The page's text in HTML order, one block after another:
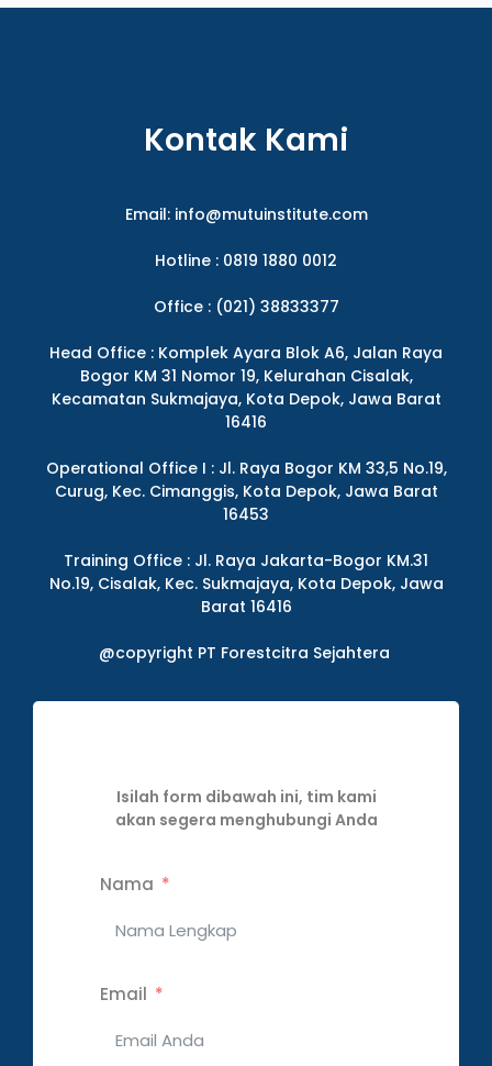
Kontak Kami
Email: info@mutuinstitute.com
Hotline : 0819 1880 0012
Office : (021) 38833377
Head Office : Komplek Ayara Blok A6, Jalan Raya
Bogor KM 31 Nomor 19, Kelurahan Cisalak,
Kecamatan Sukmajaya, Kota Depok, Jawa Barat
16416
Operational Office I : Jl. Raya Bogor KM 33,5 No.19,
Curug, Kec. Cimanggis, Kota Depok, Jawa Barat
16453
Training Office : Jl. Raya Jakarta-Bogor KM.31
No.19, Cisalak, Kec. Sukmajaya, Kota Depok, Jawa
Barat 16416
@copyright PT Forestcitra Sejahtera
Isilah form dibawah ini, tim kami
akan segera menghubungi Anda
Nama
Email